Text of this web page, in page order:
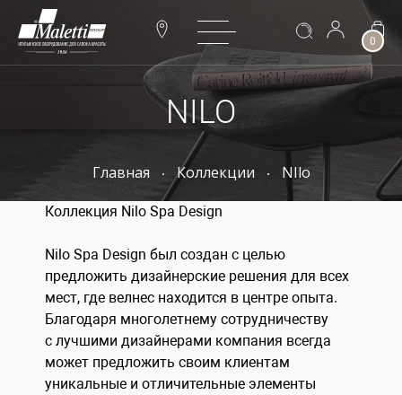
0
NILO
Главная Коллекции NIlo
Коллекция Nilo Spa Design
Nilo Spa Design был создан с целью
предложить дизайнерские решения для всех
мест, где велнес находится в центре опыта.
Благодаря многолетнему сотрудничеству
с лучшими дизайнерами компания всегда
может предложить своим клиентам
уникальные и отличительные элементы